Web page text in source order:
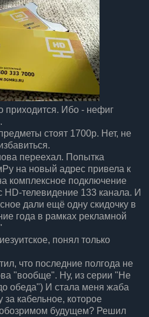
приходится. Ибо - нефиг
стоят 1700р. Нет, не
переехал. Попытка
на новый адрес привела к
комплексное подключение
телевидение 133 канала. И
дали ещё одну скидочку в
года в рамках рекламной
понял только
что последние полгода не
"вообще". Ну, из серии "Не
до обеда") И стала меня жаба
кабельное, которое
обозримом будущем? Решил